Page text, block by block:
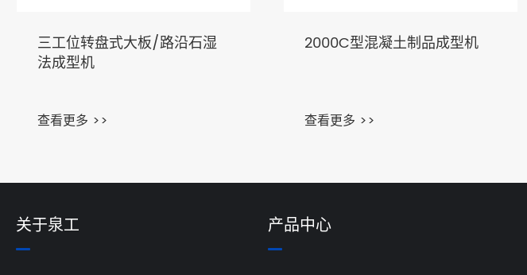
三工位转盘式大板/路沿石湿
法成型机
查看更多 >>
2000C型混凝土制品成型机
查看更多 >>
关于泉工 产品中心